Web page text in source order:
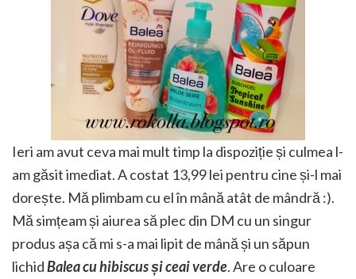
Ieri am avut ceva mai mult timp la dispoziție și culmea l-
am găsit imediat. A costat 13,99 lei pentru cine și-l mai
dorește. Mă plimbam cu el în mână atât de mândră :).
Mă simțeam și aiurea să plec din DM cu un singur
produs așa că mi s-a mai lipit de mână și un săpun
lichidBalea cu hibiscus și ceai verde. Are o culoare